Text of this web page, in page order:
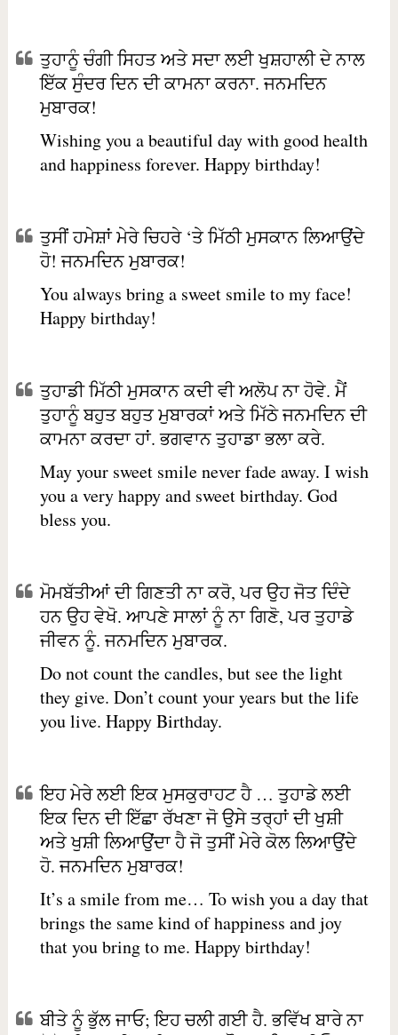
ਤੁਹਾਨੂੰ ਚੰਗੀ ਸਿਹਤ ਅਤੇ ਸਦਾ ਲਈ ਖੁਸ਼ਹਾਲੀ ਦੇ ਨਾਲ
ਇੱਕ ਸੁੰਦਰ ਦਿਨ ਦੀ ਕਾਮਨਾ ਕਰਨਾ. ਜਨਮਦਿਨ
ਮੁਬਾਰਕ!
Wishing you a beautiful day with good health
and happiness forever. Happy birthday!
ਤੁਸੀਂ ਹਮੇਸ਼ਾਂ ਮੇਰੇ ਚਿਹਰੇ ‘ਤੇ ਮਿੱਠੀ ਮੁਸਕਾਨ ਲਿਆਉਂਦੇ
ਹੋ! ਜਨਮਦਿਨ ਮੁਬਾਰਕ!
You always bring a sweet smile to my face!
Happy birthday!
ਤੁਹਾਡੀ ਮਿੱਠੀ ਮੁਸਕਾਨ ਕਦੀ ਵੀ ਅਲੋਪ ਨਾ ਹੋਵੇ. ਮੈਂ
ਤੁਹਾਨੂੰ ਬਹੁਤ ਬਹੁਤ ਮੁਬਾਰਕਾਂ ਅਤੇ ਮਿੱਠੇ ਜਨਮਦਿਨ ਦੀ
ਕਾਮਨਾ ਕਰਦਾ ਹਾਂ. ਭਗਵਾਨ ਤੁਹਾਡਾ ਭਲਾ ਕਰੇ.
May your sweet smile never fade away. I wish
you a very happy and sweet birthday. God
bless you.
ਮੋਮਬੱਤੀਆਂ ਦੀ ਗਿਣਤੀ ਨਾ ਕਰੋ, ਪਰ ਉਹ ਜੋਤ ਦਿੰਦੇ
ਹਨ ਉਹ ਵੇਖੋ. ਆਪਣੇ ਸਾਲਾਂ ਨੂੰ ਨਾ ਗਿਣੋ, ਪਰ ਤੁਹਾਡੇ
ਜੀਵਨ ਨੂੰ. ਜਨਮਦਿਨ ਮੁਬਾਰਕ.
Do not count the candles, but see the light
they give. Don’t count your years but the life
you live. Happy Birthday.
ਇਹ ਮੇਰੇ ਲਈ ਇਕ ਮੁਸਕੁਰਾਹਟ ਹੈ … ਤੁਹਾਡੇ ਲਈ
ਇਕ ਦਿਨ ਦੀ ਇੱਛਾ ਰੱਖਣਾ ਜੋ ਉਸੇ ਤਰ੍ਹਾਂ ਦੀ ਖੁਸ਼ੀ
ਅਤੇ ਖੁਸ਼ੀ ਲਿਆਉਂਦਾ ਹੈ ਜੋ ਤੁਸੀਂ ਮੇਰੇ ਕੋਲ ਲਿਆਉਂਦੇ
ਹੋ. ਜਨਮਦਿਨ ਮੁਬਾਰਕ!
It’s a smile from me… To wish you a day that
brings the same kind of happiness and joy
that you bring to me. Happy birthday!
ਬੀਤੇ ਨੂੰ ਭੁੱਲ ਜਾਓ; ਇਹ ਚਲੀ ਗਈ ਹੈ. ਭਵਿੱਖ ਬਾਰੇ ਨਾ